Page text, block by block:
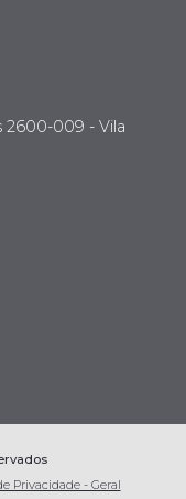
2600-009 - Vila
Privacidade - Geral